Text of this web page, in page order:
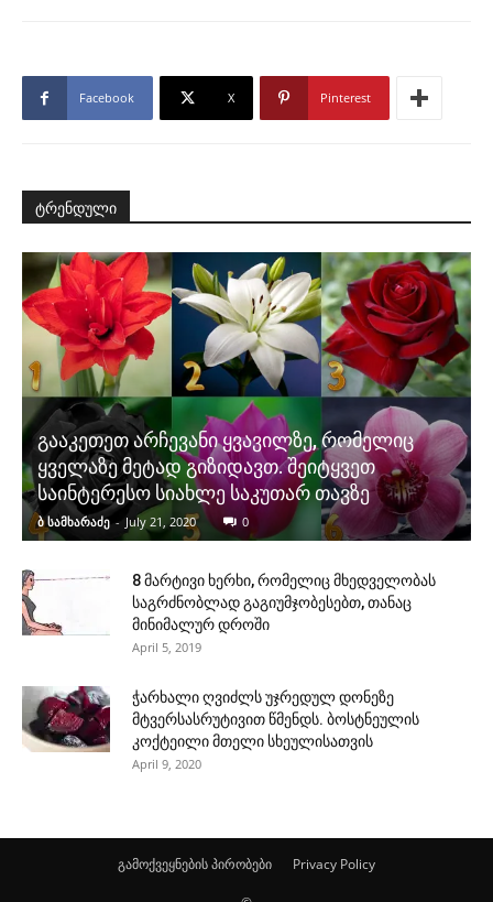
Facebook X Pinterest
ტრენდული
გააკეთეთ არჩევანი ყვავილზე, რომელიც
ყველაზე მეტად გიზიდავთ. შეიტყვეთ
საინტერესო სიახლე საკუთარ თავზე
ბ სამხარაძე - July 21, 2020 0
8 მარტივი ხერხი, რომელიც მხედველობას
საგრძნობლად გაგიუმჯობესებთ, თანაც
მინიმალურ დროში
April 5, 2019
ჭარხალი ღვიძლს უჯრედულ დონეზე
მტვერსასრუტივით წმენდს. ბოსტნეულის
კოქტეილი მთელი სხეულისათვის
April 9, 2020
გამოქვეყნების პირობები Privacy Policy